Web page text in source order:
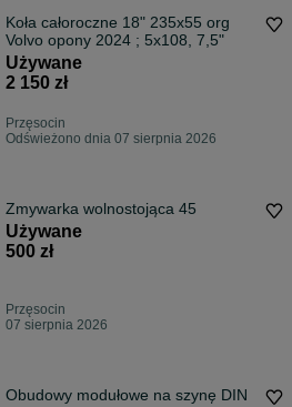
Koła całoroczne 18" 235x55 org
Volvo opony 2024 ; 5x108, 7,5"
Używane
2 150 zł
Przęsocin
Odświeżono dnia 07 sierpnia 2026
Zmywarka wolnostojąca 45
Używane
500 zł
Przęsocin
07 sierpnia 2026
Obudowy modułowe na szynę DIN